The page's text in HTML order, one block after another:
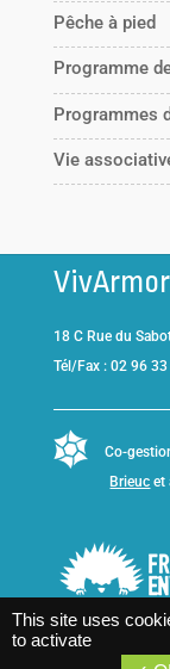
Pêche à pied
Programme
Programmes
Vie
18 C Rue du
Tél/Fax : 02 96
Co-
Brieuc et
This site uses
to activate